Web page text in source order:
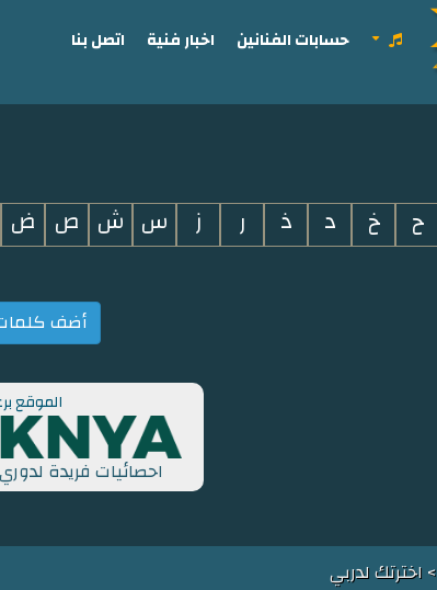
حسابات الفنانين اخبار فنية اتصل بنا
ح خ د ذ ر ز س ش ص ض
أضف
الموقع
احصائيات فريدة
> اخترتك لدربي